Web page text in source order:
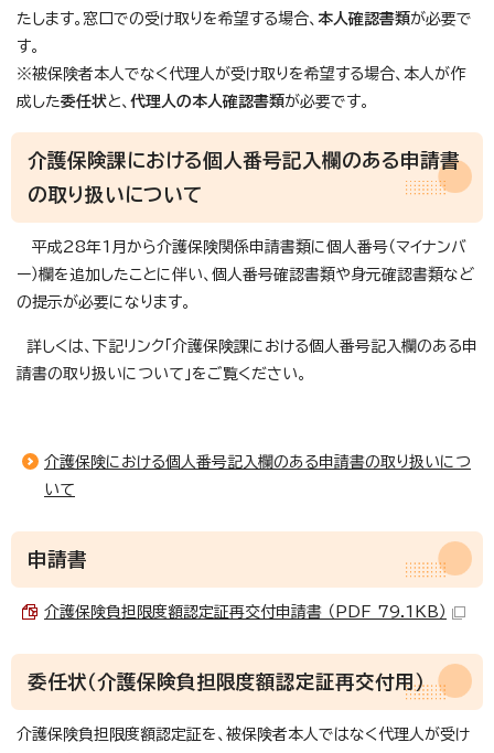
たします。窓口での受け取りを希望する場合、 本人確認書類が必要で
す。
※被保険者本人でなく代理人が受け取りを希望する場合、本人が作
成した委任状と、 代理人の本人確認書類が必要です。
介護保険課における個人番号記入欄のある申請書
の取り扱いについて
平成28年1月から介護保険関係申請書類に個人番号（マイナンバ
ー）欄を追加したことに伴い、個人番号確認書類や身元確認書類など
の提示が必要になります。
詳しくは、下記リンク「介護保険課における個人番号記入欄のある申
請書の取り扱いについて」をご覧ください。
介護保険における個人番号記入欄のある申請書の取り扱いにつ
いて
申請書
介護保険負担限度額認定証再交付申請書 （PDF 79.1KB）
委任状（介護保険負担限度額認定証再交付用）
介護保険負担限度額認定証を、被保険者本人ではなく代理人が受け